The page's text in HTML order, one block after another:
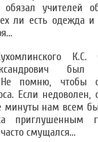
учителей
ли есть одежда
К.С.
Не помню, чтобы
Если недоволен,
минуты нам всем
приглушенным
смущался...